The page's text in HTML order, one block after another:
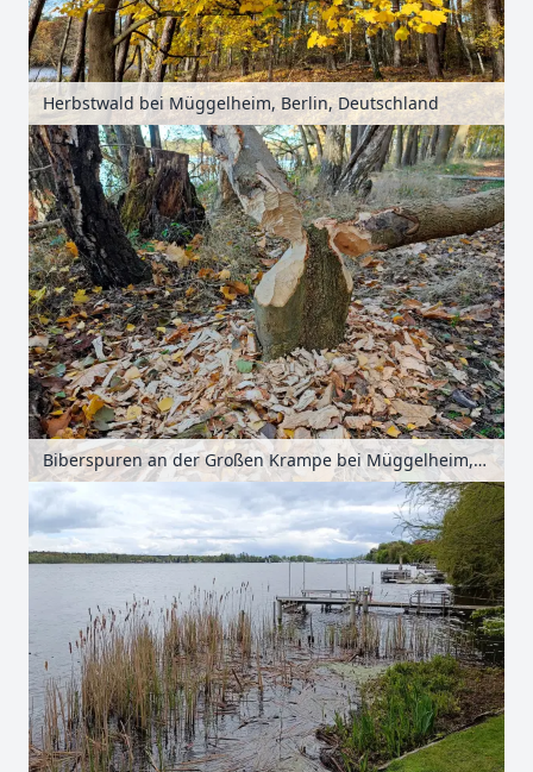
Herbstwald bei Müggelheim, Berlin, Deutschland
Biberspuren an der Großen Krampe bei Müggelheim, Berlin, Deutschland